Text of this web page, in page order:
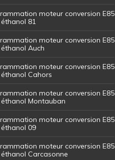
moteur conversion E85
81
moteur conversion E85
Auch
moteur conversion E85
Cahors
moteur conversion E85
Montauban
moteur conversion E85
09
moteur conversion E85
Carcasonne